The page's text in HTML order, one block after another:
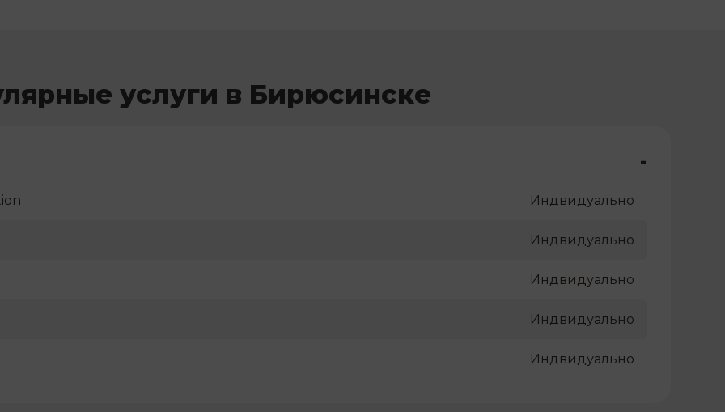
услуги в Бирюсинске
-
Индвидуально
Индвидуально
Индвидуально
Индвидуально
Индвидуально